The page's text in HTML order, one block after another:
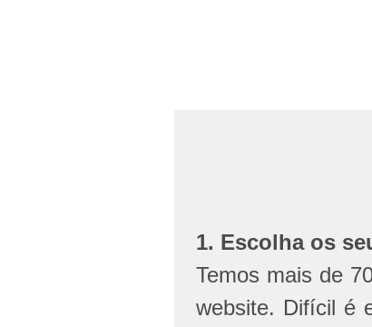
1. Escolha os
Temos mais de
website. Difícil é